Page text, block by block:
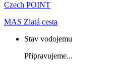
Czech POINT
MAS Zlatá cesta
Stav vodojemu
Připravujeme...